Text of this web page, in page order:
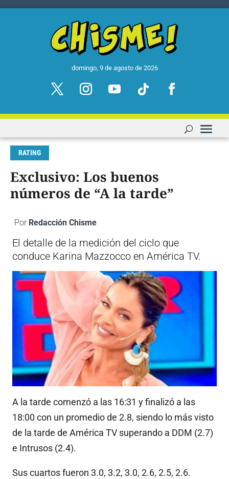
domingo, 9 de agosto de 2026
RATING
Exclusivo: Los buenos
números de “A la tarde”
Por Redacción Chisme
El detalle de la medición del ciclo que
conduce Karina Mazzocco en América TV.
A la tarde comenzó a las 16:31 y finalizó a las
18:00 con un promedio de 2.8, siendo lo más visto
de la tarde de América TV superando a DDM (2.7)
e Intrusos (2.4).
Sus cuartos fueron 3.0, 3.2, 3.0, 2.6, 2.5, 2.6.